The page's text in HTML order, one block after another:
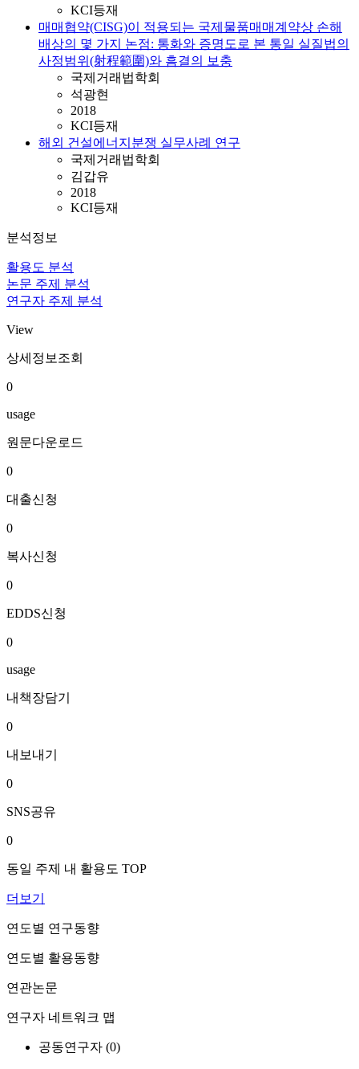
KCI등재
매매협약(CISG)이 적용되는 국제물품매매계약상 손해
배상의 몇 가지 논점: 통화와 증명도로 본 통일 실질법의
사정범위(射程範圍)와 흠결의 보충
국제거래법학회
석광현
2018
KCI등재
해외 건설에너지분쟁 실무사례 연구
국제거래법학회
김갑유
2018
KCI등재
분석정보
활용도 분석
논문 주제 분석
연구자 주제 분석
View
상세정보조회
0
usage
원문다운로드
0
대출신청
0
복사신청
0
EDDS신청
0
usage
내책장담기
0
내보내기
0
SNS공유
0
동일 주제 내 활용도 TOP
더보기
연도별 연구동향
연도별 활용동향
연관논문
연구자 네트워크 맵
공동연구자 (0)